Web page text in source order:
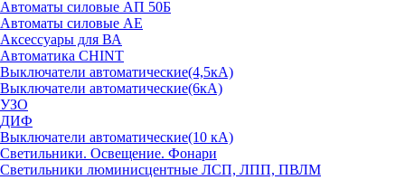
Автоматы силовые АП 50Б
Автоматы силовые АЕ
Аксессуары для ВА
Автоматика CHINT
Выключатели автоматические(4,5кА)
Выключатели автоматические(6кА)
УЗО
ДИФ
Выключатели автоматические(10 кА)
Светильники. Освещение. Фонари
Светильники люминисцентные ЛСП, ЛПП, ПВЛМ